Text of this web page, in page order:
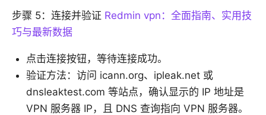
步骤 5：连接并验证 Redmin vpn：全面指南、实用技
巧与最新数据
点击连接按钮，等待连接成功。
验证方法：访问 icann.org、ipleak.net 或
dnsleaktest.com 等站点，确认显示的 IP 地址是
VPN 服务器 IP，且 DNS 查询指向 VPN 服务器。